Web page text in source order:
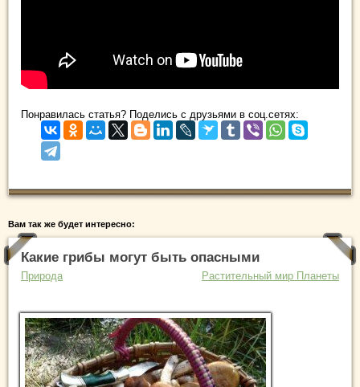
Понравилась статья? Поделись с друзьями в соц.сетях:
Вам так же будет интересно:
Какие грибы могут быть опасными
Природа Растительный мир Планеты